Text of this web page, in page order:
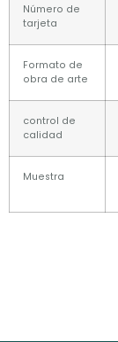
Número de
tarjeta
Formato de
obra de arte
control de
calidad
Muestra